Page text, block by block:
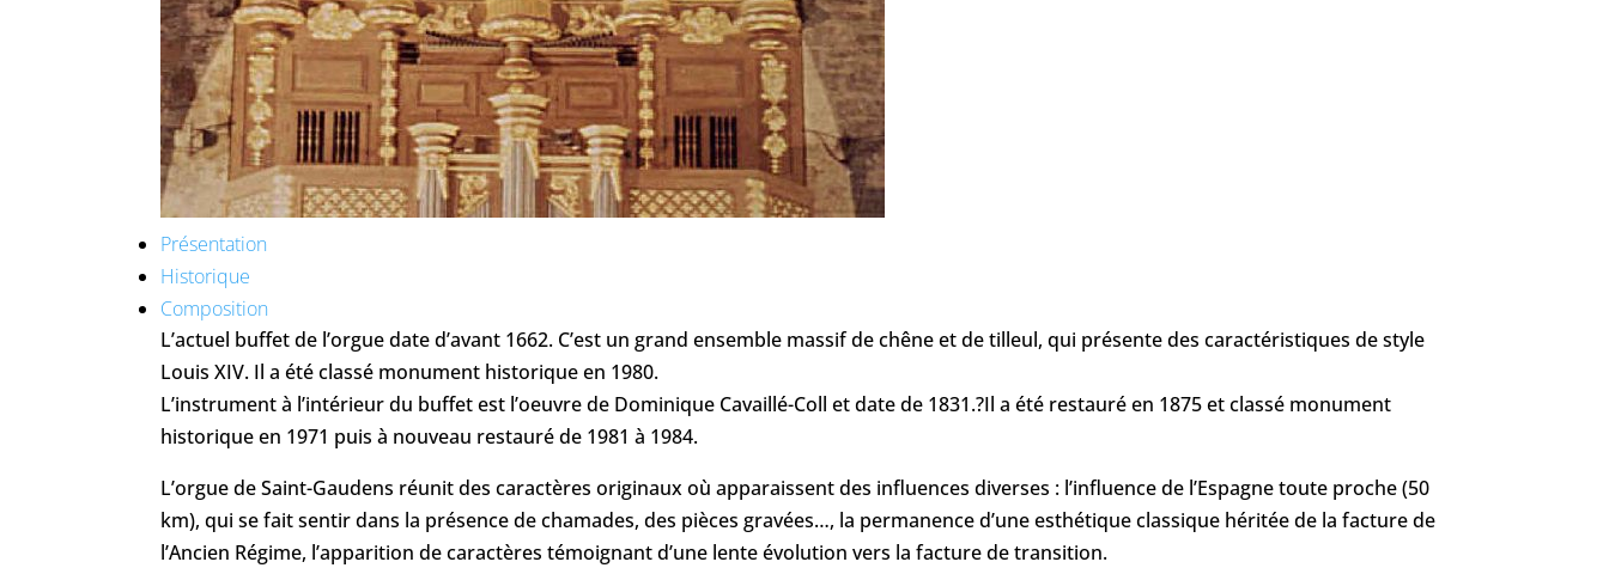
Présentation
Historique
Composition
L’actuel buffet de l’orgue date d’avant 1662. C’est un grand ensemble massif de chêne et de tilleul, qui présente des caractéristiques de style
Louis XIV. Il a été classé monument historique en 1980.
L’instrument à l’intérieur du buffet est l’oeuvre de Dominique Cavaillé-Coll et date de 1831.?Il a été restauré en 1875 et classé monument
historique en 1971 puis à nouveau restauré de 1981 à 1984.
L’orgue de Saint-Gaudens réunit des caractères originaux où apparaissent des influences diverses : l’influence de l’Espagne toute proche (50
km), qui se fait sentir dans la présence de chamades, des pièces gravées…, la permanence d’une esthétique classique héritée de la facture de
l’Ancien Régime, l’apparition de caractères témoignant d’une lente évolution vers la facture de transition.